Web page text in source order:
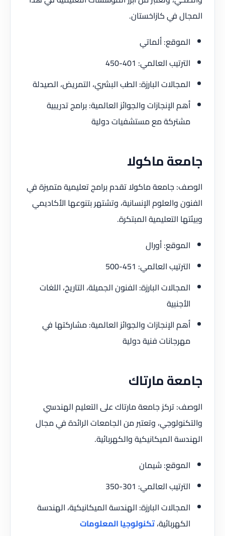
المجال في كازاخستان.
الموقع: ألماتي
الترتيب العالمي: 401-450
المجالات البارزة: الطب البشري، التمريض، الصيدلة
أهم الإنجازات والجوائز العالمية: برامج تدريبية
مشتركة مع مستشفيات دولية
جامعة ماكولا
الوصف: جامعة ماكولا تقدم برامج تعليمية متميزة في
الفنون والعلوم الإنسانية، وتشتهر بتنوعها الأكاديمي
وبيئتها التعليمية المبتكرة.
الموقع: أورال
الترتيب العالمي: 451-500
المجالات البارزة: الفنون الجميلة، التاريخ، اللغات
الأجنبية
أهم الإنجازات والجوائز العالمية: مشاركتها في
مهرجانات فنية دولية
جامعة مارتاك
الوصف: تركز جامعة مارتاك على التعليم الهندسي
والتكنولوجي، وتعتبر من الجامعات الرائدة في مجال
الهندسة الميكانيكية والكهربائية.
الموقع: شيمان
الترتيب العالمي: 301-350
المجالات البارزة: الهندسة الميكانيكية، الهندسة
الكهربائية،تكنولوجيا المعلومات